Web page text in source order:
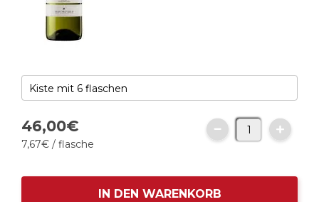
46,00€
7,67€ / flasche
IN DEN WARENKORB